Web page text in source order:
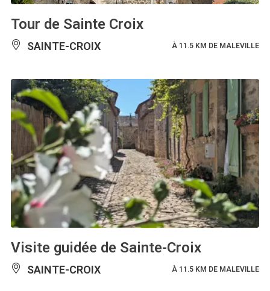
Tour de Sainte Croix
SAINTE-CROIX À 11.5 KM DE MALEVILLE
Visite guidée de Sainte-Croix
SAINTE-CROIX À 11.5 KM DE MALEVILLE